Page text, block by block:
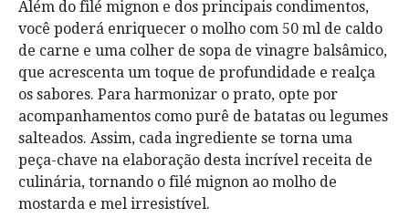
Além do filé mignon e dos principais condimentos,
você poderá enriquecer o molho com 50 ml de caldo
de carne e uma colher de sopa de vinagre balsâmico,
que acrescenta um toque de profundidade e realça
os sabores. Para harmonizar o prato, opte por
acompanhamentos como purê de batatas ou legumes
salteados. Assim, cada ingrediente se torna uma
peça-chave na elaboração desta incrível receita de
culinária, tornando o filé mignon ao molho de
mostarda e mel irresistível.